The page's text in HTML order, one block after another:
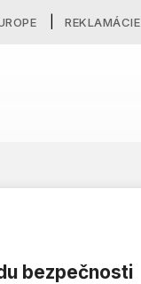
REKLAMÁCIE
bezpečnosti